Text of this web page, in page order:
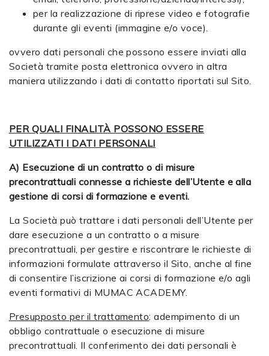
per la realizzazione di riprese video e fotografie
durante gli eventi (immagine e/o voce).
ovvero dati personali che possono essere inviati alla
Società tramite posta elettronica ovvero in altra
maniera utilizzando i dati di contatto riportati sul Sito.
PER QUALI FINALITÀ POSSONO ESSERE
UTILIZZATI I DATI PERSONALI
A) Esecuzione di un contratto o di misure
precontrattuali connesse a richieste dell’Utente e alla
gestione di corsi di formazione e eventi.
La Società può trattare i dati personali dell’Utente per
dare esecuzione a un contratto o a misure
precontrattuali, per gestire e riscontrare le richieste di
informazioni formulate attraverso il Sito, anche al fine
di consentire l’iscrizione ai corsi di formazione e/o agli
eventi formativi di MUMAC ACADEMY.
Presupposto per il trattamento: adempimento di un
obbligo contrattuale o esecuzione di misure
precontrattuali. Il conferimento dei dati personali è